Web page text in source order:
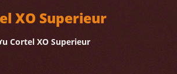
XO Superieur
Cortel XO Superieur